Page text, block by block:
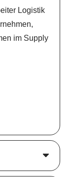
Logistik
im Supply